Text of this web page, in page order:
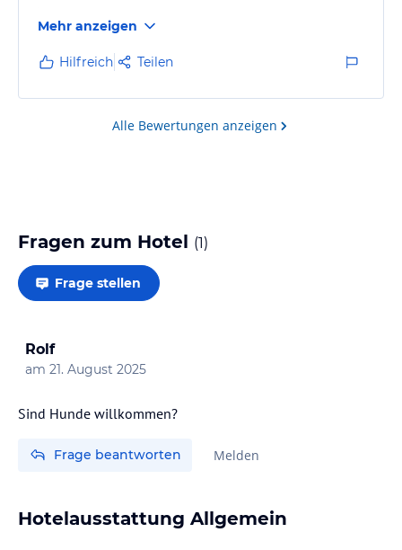
Später kamen und kommen wir gerne für ein paar
Tage her, wenn wir aus verschiedenen Anlässen in der
Region oder auf der Durchreise sind.
Die historische Art des Hotels mit seinem Denkmal
gerechten Räumen, Treppen und Fluren spricht uns
Mehr anzeigen
Hilfreich Teilen
Alle Bewertungen anzeigen
Fragen zum Hotel (1)
Frage stellen
Rolf
am 21. August 2025
Sind Hunde willkommen?
Frage beantworten Melden
Hotelausstattung Allgemein